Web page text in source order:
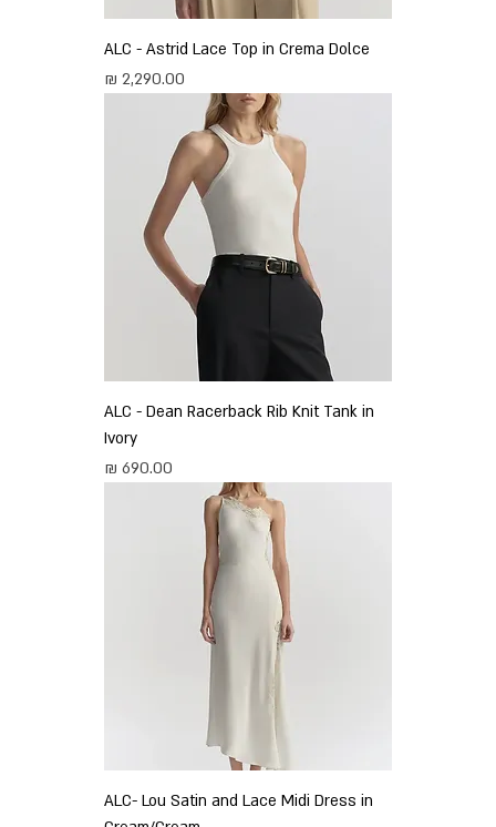
ALC - Astrid Lace Top in Crema Dolce
מחיר
ALC - Dean Racerback Rib Knit Tank in
Ivory
מחיר
ALC- Lou Satin and Lace Midi Dress in